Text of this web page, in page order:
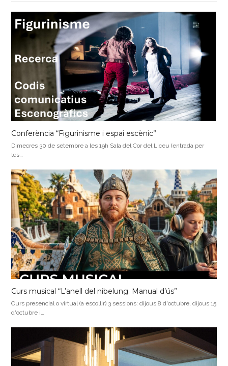
Conferència “Figurinisme i espai escènic”
Dimecres 30 de setembre a les 19h Sala del Cor del Liceu (entrada per
les…
Curs musical “L’anell del nibelung. Manual d’ús”
Curs presencial o virtual (a escollir) 3 sessions: dijous 8 d'octubre, dijous 15
d'octubre i…